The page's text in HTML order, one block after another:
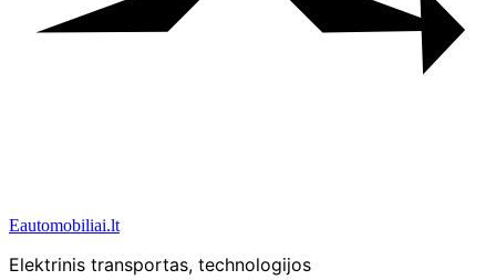
Eautomobiliai.lt
Elektrinis transportas, technologijos